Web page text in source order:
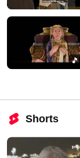
Shorts